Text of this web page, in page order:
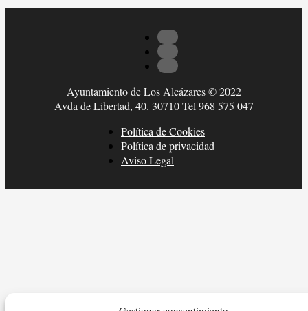
Ayuntamiento de Los Alcázares © 2022
Avda de Libertad, 40. 30710 Tel 968 575 047
Política de Cookies
Política de privacidad
Aviso Legal